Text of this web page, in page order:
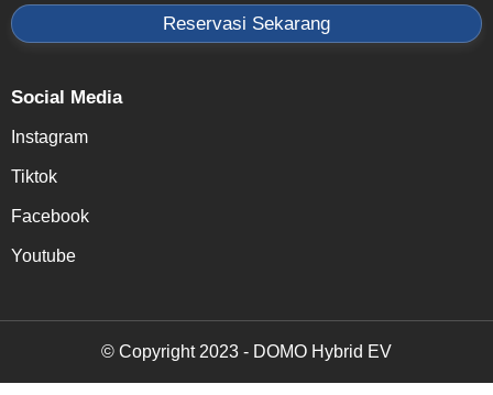
Reservasi Sekarang
Social Media
Instagram
Tiktok
Facebook
Youtube
© Copyright 2023 - DOMO Hybrid EV